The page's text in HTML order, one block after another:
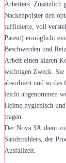
Arbeiters. Zusätzlich
Nackenpolster den
raffinierte, voll
Patent) ermöglicht
Beschwerden und
Arbeit einen klaren
wichtigen Zweck. Sie
absorbiert und so das
leicht abgenommen
Helme hygienisch
tragen.
Der Nova 3® dient
Sandstrahlers, der
Ausfallzeit.